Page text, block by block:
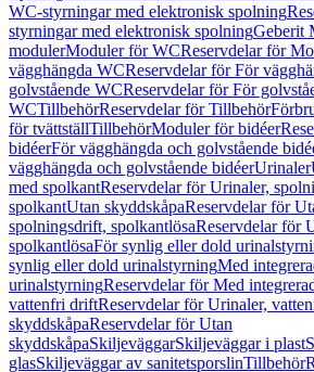
WC-styrningar med elektronisk spolning
styrningar med elektronisk spolningGeberit
modulerModuler för WCReservdelar för
vägghängda WCReservdelar för För
golvstående WCReservdelar för För
WCTillbehörReservdelar för Tillbehör
för tvättställTillbehörModuler för bidéer
bidéerFör vägghängda och golvstående
vägghängda och golvstående bidéerUrinaler
med spolkantReservdelar för Urinaler,
spolkantUtan skyddskåpaReservdelar för
spolningsdrift, spolkantlösaReservdelar för
spolkantlösaFör synlig eller dold
synlig eller dold urinalstyrningMed
urinalstyrningReservdelar för Med
vattenfri driftReservdelar för Urinaler,
skyddskåpaReservdelar för Utan
skyddskåpaSkiljeväggarSkiljeväggar i plast
glasSkiljeväggar av sanitetsporslinTillbehör